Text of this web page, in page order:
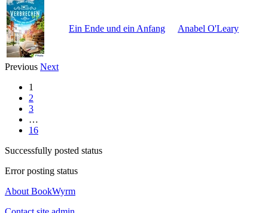
Ein Ende und ein Anfang Anabel O'Leary
Previous Next
1
2
3
…
16
Successfully posted status
Error posting status
About BookWyrm